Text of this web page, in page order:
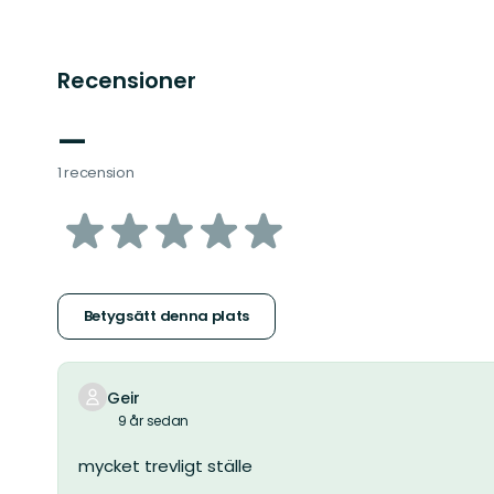
Recensioner
—
1 recension
av
stjärnor
Betygsätt denna plats
Geir
9 år sedan
mycket trevligt ställe